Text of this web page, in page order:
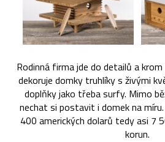
Rodinná firma jde do detailů a
dekoruje domky truhlíky s živými
doplňky jako třeba surfy. Mimo
nechat si postavit i domek na
400 amerických dolarů tedy asi 7
korun.